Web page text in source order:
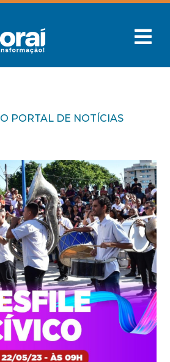
PORTAL DE NOTÍCIAS